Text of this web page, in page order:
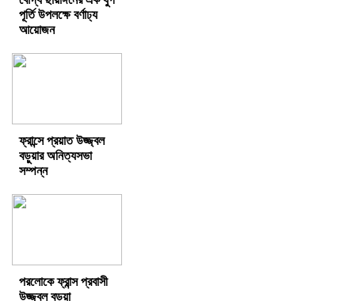
পূর্তি উপলক্ষে বর্ণাঢ্য
আয়োজন
ফ্রান্সে প্রয়াত উজ্জ্বল
বড়ুয়ার অনিত্যসভা
সম্পন্ন
পরলোকে ফ্রান্স প্রবাসী
উজ্জ্বল বড়ুয়া